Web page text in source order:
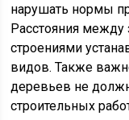
нарушать нормы
Расстояния
строениями
видов. Также
деревьев не
строительных